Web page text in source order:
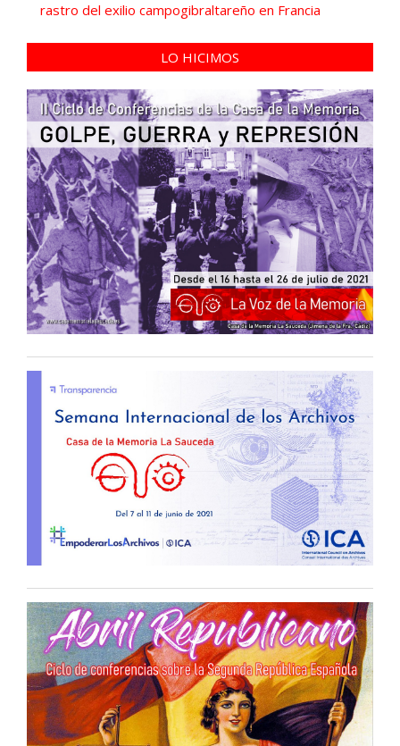
rastro del exilio campogibraltareño en Francia
LO HICIMOS